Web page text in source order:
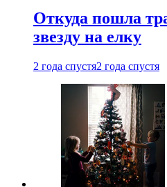
Откуда пошла
звезду на елку
2 года спустя2 года спустя